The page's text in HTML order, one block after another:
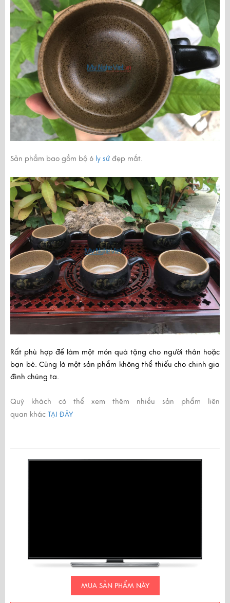
Sản phầm bao gồm bộ 6 ly sứ đẹp mắt.
Rất phù hợp để làm một món quà tặng cho người thân hoặc
bạn bè. Cũng là một sản phẩm không thể thiếu cho chinh gia
đình chúng ta.
Quý khách có thể xem thêm nhiều sản phẩm liên
quan khác TẠI ĐÂY
MUA SẢN PHẨM NÀY